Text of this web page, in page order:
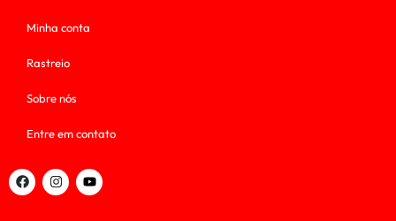
Minha conta
Rastreio
Sobre nós
Entre em contato